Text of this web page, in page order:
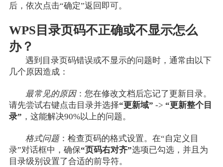
后，依次点击“确定”返回即可。
WPS目录页码不正确或不显示怎么
办？
遇到目录页码错误或不显示的问题时，通常由以下
几个原因造成：
最常见的原因：您在修改文档后忘记了更新目录。
请先尝试右键点击目录并选择“更新域” -> “更新整个目
录” ，这能解决90%以上的问题。
格式问题：检查页码的格式设置。在“自定义目
录”对话框中，确保“页码右对齐”选项已勾选，并且为
目录级别设置了合适的前导符。